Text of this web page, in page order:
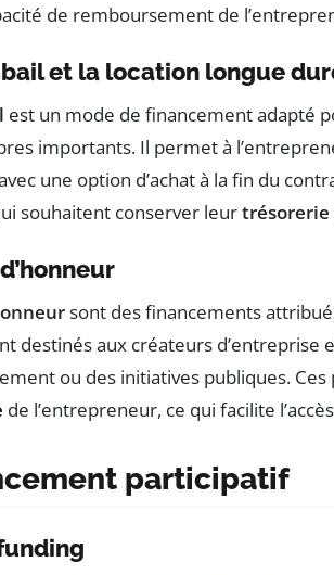
de remboursement de
et la location longue
est un mode de financement adapté
importants. Il permet à
une option d’achat à la fin du
souhaitent conserver leurtrésorerie
sont des financements
destinés aux créateurs d’entreprise
ou des initiatives publiques.
de l’entrepreneur, ce qui facilite
participatif